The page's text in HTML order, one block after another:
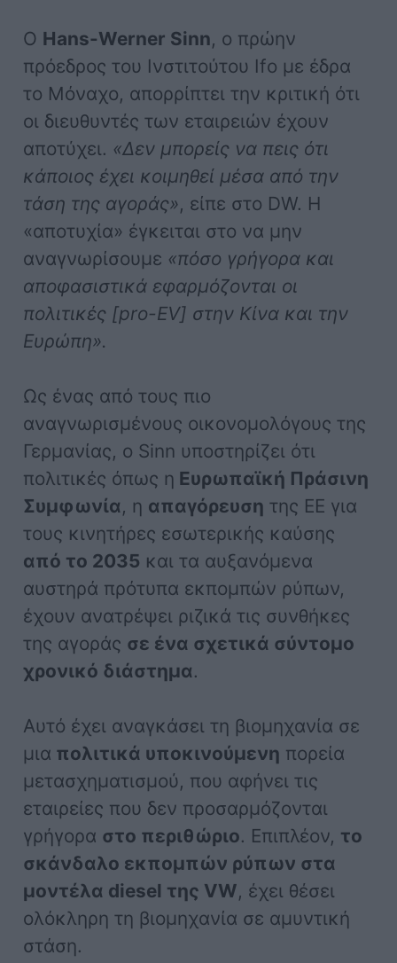
Ο Hans-Werner Sinn, ο πρώην
πρόεδρος του Ινστιτούτου Ifo με έδρα
το Μόναχο, απορρίπτει την κριτική ότι
οι διευθυντές των εταιρειών έχουν
αποτύχει. «Δεν μπορείς να πεις ότι
κάποιος έχει κοιμηθεί μέσα από την
τάση της αγοράς», είπε στο DW. Η
«αποτυχία» έγκειται στο να μην
αναγνωρίσουμε «πόσο γρήγορα και
αποφασιστικά εφαρμόζονται οι
πολιτικές [pro-EV] στην Κίνα και την
Ευρώπη».
Ως ένας από τους πιο
αναγνωρισμένους οικονομολόγους της
Γερμανίας, ο Sinn υποστηρίζει ότι
πολιτικές όπως η Ευρωπαϊκή Πράσινη
Συμφωνία, η απαγόρευση της ΕΕ για
τους κινητήρες εσωτερικής καύσης
από το 2035 και τα αυξανόμενα
αυστηρά πρότυπα εκπομπών ρύπων,
έχουν ανατρέψει ριζικά τις συνθήκες
της αγοράς σε ένα σχετικά σύντομο
χρονικό διάστημα.
Αυτό έχει αναγκάσει τη βιομηχανία σε
μια πολιτικά υποκινούμενη πορεία
μετασχηματισμού, που αφήνει τις
εταιρείες που δεν προσαρμόζονται
γρήγορα στο περιθώριο. Επιπλέον, το
σκάνδαλο εκπομπών ρύπων στα
μοντέλα diesel της VW, έχει θέσει
ολόκληρη τη βιομηχανία σε αμυντική
στάση.